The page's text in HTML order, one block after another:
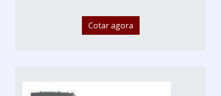
Cotar agora